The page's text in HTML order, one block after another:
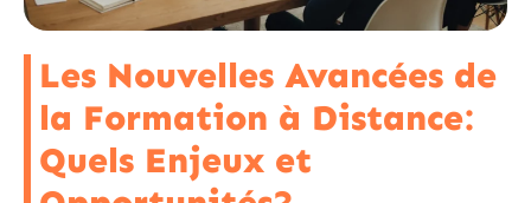
Les Nouvelles Avancées de
la Formation à Distance:
Quels Enjeux et